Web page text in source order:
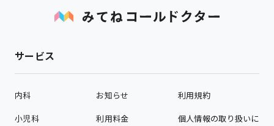
サービス
内科
小児科
お知らせ
利用料金
利用規約
個人情報の取り扱いに